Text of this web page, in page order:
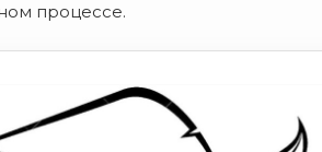
процессе.